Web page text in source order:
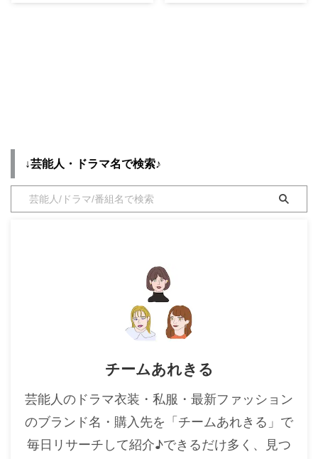
役で着用している、 を衣装協力
ど）のブランドはこち
ッション・衣装（服・バッグ・ア
クセサリー・靴など）やコーデを
随時紹介していきます♪
MEGUMIさんのプロフィール
ス・指輪など）まとめ
【2021年ドラマ着用】アクセサ
リー 【silent(サイレント) 】
川口春奈 アクセサリー ...
↓芸能人・ドラマ名で検索♪
チームあれきる
芸能人のドラマ衣装・私服・最新ファッション
のブランド名・購入先を「チームあれきる」で
毎日リサーチして紹介♪できるだけ多く、見つ